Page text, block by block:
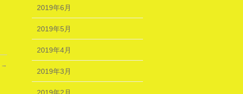
→
2019年6月
2019年5月
2019年4月
2019年3月